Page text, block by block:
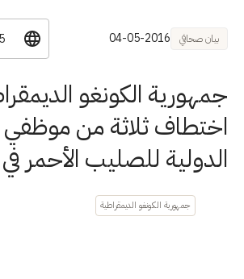
بيان صحافي 04-05-2016
جمهورية الكونغو
اختطاف ثلاثة من موظفي
الدولية للصليب الأحمر
جمهورية الكونغو الديمقراطية